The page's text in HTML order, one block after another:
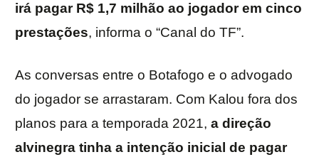
irá pagar R$ 1,7 milhão ao jogador em cinco
prestações, informa o “Canal do TF”.
As conversas entre o Botafogo e o advogado
do jogador se arrastaram. Com Kalou fora dos
planos para a temporada 2021, a direção
alvinegra tinha a intenção inicial de pagar